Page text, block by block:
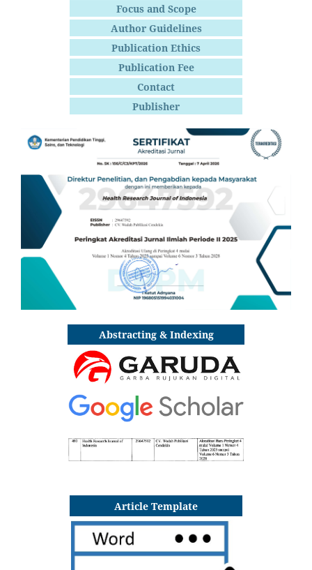
Focus and Scope
Author Guidelines
Publication Ethics
Publication Fee
Contact
Publisher
Abstracting & Indexing
Article Template